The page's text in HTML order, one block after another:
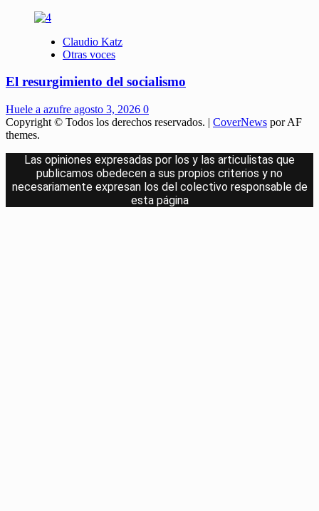
Claudio Katz
Otras voces
El resurgimiento del socialismo
Huele a azufre agosto 3, 2026 0
Copyright © Todos los derechos reservados. | CoverNews por AF
themes.
Las opiniones expresadas por los y las articulistas que
publicamos obedecen a sus propios criterios y no
necesariamente expresan los del colectivo responsable de
esta página